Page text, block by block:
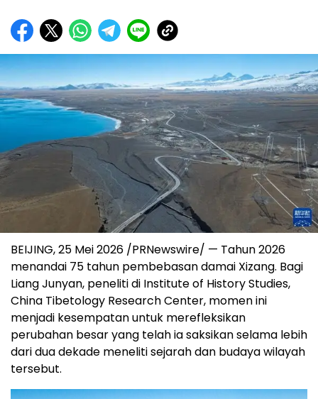
BEIJING, 25 Mei 2026 /PRNewswire/ — Tahun 2026
menandai 75 tahun pembebasan damai Xizang. Bagi
Liang Junyan, peneliti di Institute of History Studies,
China Tibetology Research Center, momen ini
menjadi kesempatan untuk merefleksikan
perubahan besar yang telah ia saksikan selama lebih
dari dua dekade meneliti sejarah dan budaya wilayah
tersebut.